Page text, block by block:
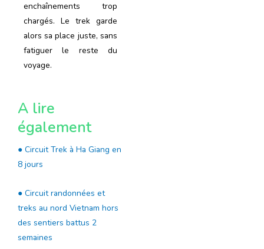
enchaînements trop
chargés. Le trek garde
alors sa place juste, sans
fatiguer le reste du
voyage.
A lire
également
● Circuit Trek à Ha Giang en
8 jours
● Circuit randonnées et
treks au nord Vietnam hors
des sentiers battus 2
semaines